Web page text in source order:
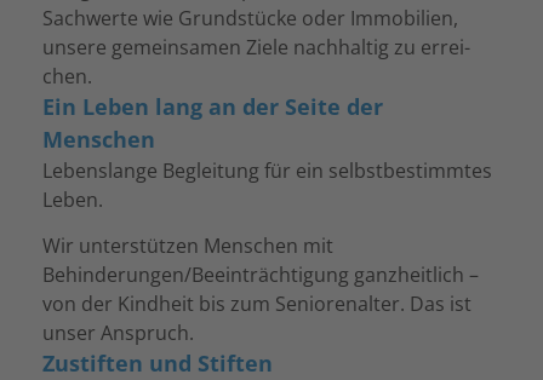
Sach­werte wie Grund­stü­cke oder Immo­bi­lien,
unsere gemein­sa­men Ziele nach­hal­tig zu errei­
chen.
Ein Leben lang an der Seite der
Menschen
Lebens­lange Beglei­tung für ein selbst­be­stimm­tes
Leben.
Wir unter­stüt­zen Menschen mit
Behinderungen/Beeinträchtigung ganz­heit­lich –
von der Kind­heit bis zum Senio­ren­al­ter. Das ist
unser Anspruch.
Zustiften und Stiften